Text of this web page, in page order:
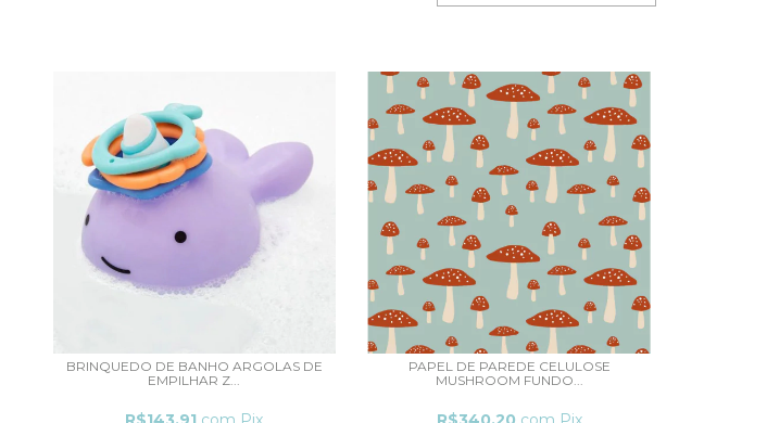
BRINQUEDO DE BANHO ARGOLAS DE
EMPILHAR Z...
PAPEL DE PAREDE CELULOSE
MUSHROOM FUNDO...